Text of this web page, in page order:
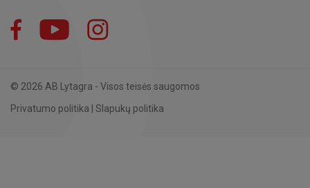
Facebook YouTube
© 2026 AB Lytagra - Visos teisės saugomos
Privatumo politika
Slapukų politika